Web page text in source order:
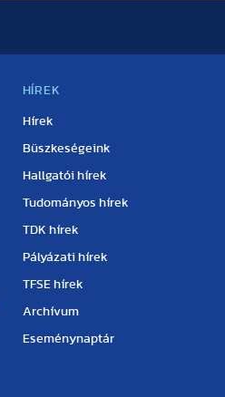
HÍREK
Hírek
Büszkeségeink
Hallgatói hírek
Tudományos hírek
TDK hírek
Pályázati hírek
TFSE hírek
Archívum
Eseménynaptár